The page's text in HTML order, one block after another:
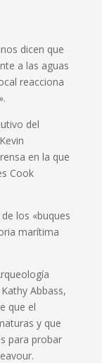
dicen que
a las aguas
reacciona
del
en la que
Cook
los «buques
marítima
Abbass,
que el
y que
para probar